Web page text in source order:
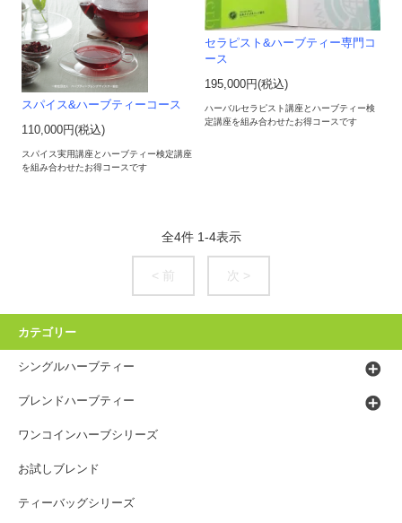
スパイス&ハーブティーコース
110,000円(税込)
スパイス実用講座とハーブティー検定講座
を組み合わせたお得コースです
セラピスト&ハーブティー専門コ
ース
195,000円(税込)
ハーバルセラピスト講座とハーブティー検
定講座を組み合わせたお得コースです
全4件 1-4表示
< 前 次 >
カテゴリー
シングルハーブティー
ブレンドハーブティー
ワンコインハーブシリーズ
お試しブレンド
ティーバッグシリーズ